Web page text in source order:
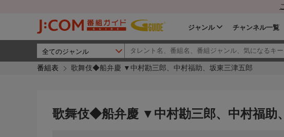
ジャンル チャンネル一覧
番組表 歌舞伎◆船弁慶 ▼中村勘三郎、中村福助、坂東三津五郎
歌舞伎◆船弁慶 ▼中村勘三郎、中村福助